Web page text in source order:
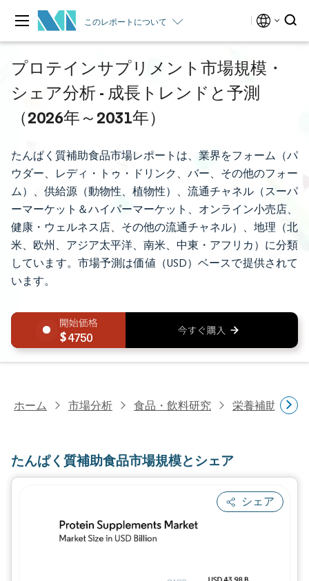
このレポートについて
プロテインサプリメント市場規模・
シェア分析 - 成長トレンドと予測
（2026年～2031年）
たんぱく質補助食品市場レポートは、業界をフォーム（パ
ウダー、レディ・トゥ・ドリンク、バー、その他のフォー
ム）、供給源（動物性、植物性）、流通チャネル（スーパ
ーマーケット＆ハイパーマーケット、オンライン小売店、
健康・ウェルネス店、その他の流通チャネル）、地理（北
米、欧州、アジア太平洋、南米、中東・アフリカ）に分類
しています。市場予測は価値（USD）ベースで提供されて
います。
4750
ホーム 市場分析 食品・飲料研究 栄養補助食品
たんぱく質補助食品市場規模とシェア
シェア